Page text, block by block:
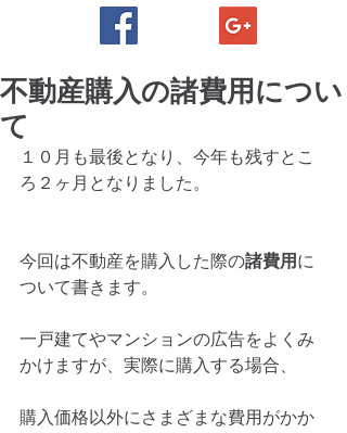
不動産購入の諸費用につい
て
１０月も最後となり、今年も残すとこ
ろ２ヶ月となりました。
今回は不動産を購入した際の諸費用 に
ついて書きます。
一戸建てやマンションの広告をよくみ
かけますが、実際に購入する場合、
購入価格以外にさまざまな費用がかか